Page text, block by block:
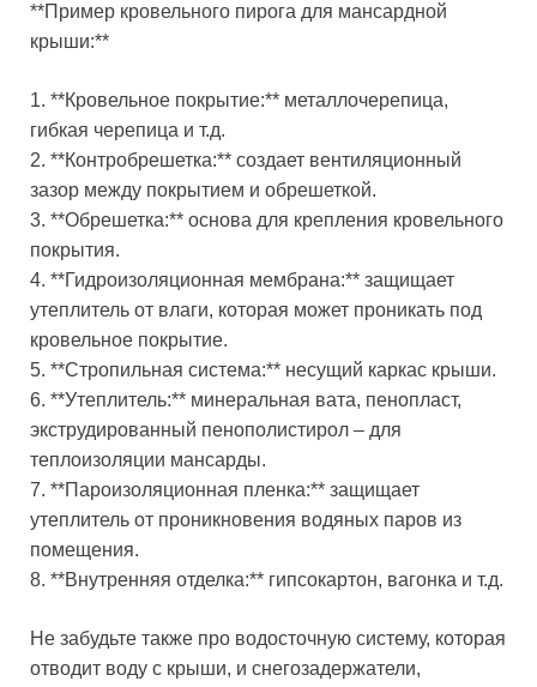
**Пример кровельного пирога для мансардной
крыши:**
1. **Кровельное покрытие:** металлочерепица,
гибкая черепица и т.д.
2. **Контробрешетка:** создает вентиляционный
зазор между покрытием и обрешеткой.
3. **Обрешетка:** основа для крепления кровельного
покрытия.
4. **Гидроизоляционная мембрана:** защищает
утеплитель от влаги, которая может проникать под
кровельное покрытие.
5. **Стропильная система:** несущий каркас крыши.
6. **Утеплитель:** минеральная вата, пенопласт,
экструдированный пенополистирол – для
теплоизоляции мансарды.
7. **Пароизоляционная пленка:** защищает
утеплитель от проникновения водяных паров из
помещения.
8. **Внутренняя отделка:** гипсокартон, вагонка и т.д.
Не забудьте также про водосточную систему, которая
отводит воду с крыши, и снегозадержатели,